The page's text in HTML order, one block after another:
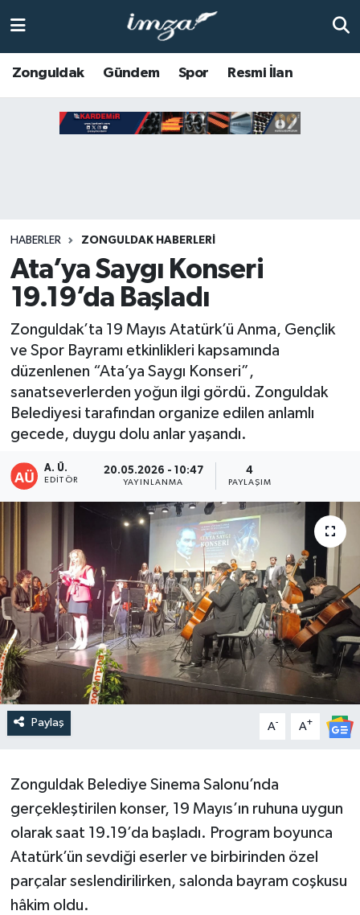
Zonguldak Gündem Spor Resmi İlan
HABERLER ZONGULDAK HABERLERI
Ata’ya Saygı Konseri
19.19’da Başladı
Zonguldak’ta 19 Mayıs Atatürk’ü Anma, Gençlik
ve Spor Bayramı etkinlikleri kapsamında
düzenlenen “Ata’ya Saygı Konseri”,
sanatseverlerden yoğun ilgi gördü. Zonguldak
Belediyesi tarafından organize edilen anlamlı
gecede, duygu dolu anlar yaşandı.
A. Ü.
EDITÖR
20.05.2026 - 10:47
YAYINLANMA
4
PAYLAŞIM
Paylaş A- A+
Zonguldak Belediye Sinema Salonu’nda
gerçekleştirilen konser, 19 Mayıs’ın ruhuna uygun
olarak saat 19.19’da başladı. Program boyunca
Atatürk’ün sevdiği eserler ve birbirinden özel
parçalar seslendirilirken, salonda bayram coşkusu
hâkim oldu.
Anasayfa
BARTIN
BOLU
ÇAYCUMA
DEVREK
DÜZCE
EREĞLİ
GÖKÇEBEY
KARABÜK
KASTAMONU
Zonguldak Hava Durumu
Son Dakika Haberleri
Haber Arşivi